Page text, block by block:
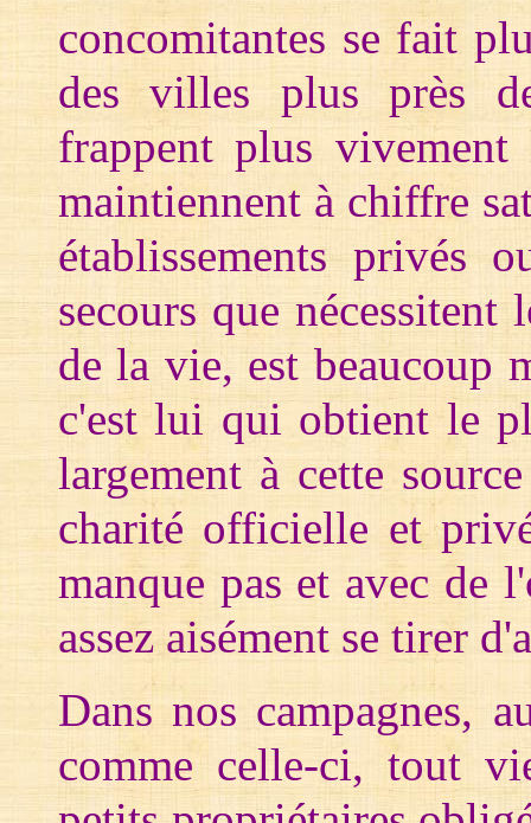
concomitantes se fait
des villes plus près
frappent plus
maintiennent à chiffre
établissements privés
secours que nécessitent
de la vie, est beaucoup
c'est lui qui obtient le
largement à cette
charité officielle et
manque pas et avec de
assez aisément se tirer
Dans nos campagnes,
comme celle-ci, tout